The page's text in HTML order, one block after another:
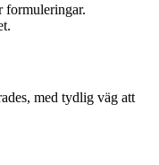
formuleringar.
med tydlig väg att